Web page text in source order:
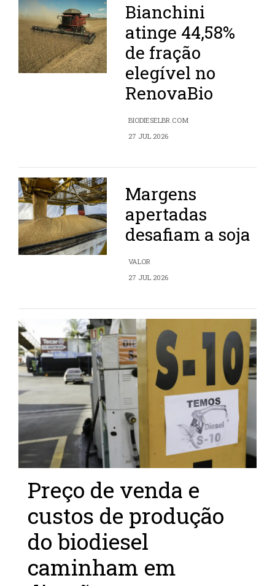
Bianchini
atinge 44,58%
de fração
elegível no
RenovaBio
BIODIESELBR.COM
27 JUL 2026
Margens
apertadas
desafiam a soja
VALOR
27 JUL 2026
Preço de venda e
custos de produção
do biodiesel
caminham em